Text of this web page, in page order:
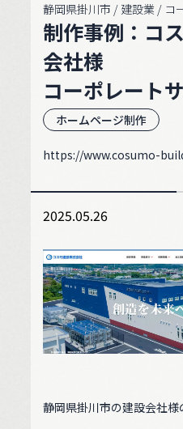
静岡県掛川市 / 建設業 / コ
制作事例：コ
会社様
コーポレート
ホームページ制作
https://www.cosumo-
2025.05.26
静岡県掛川市の建設会社